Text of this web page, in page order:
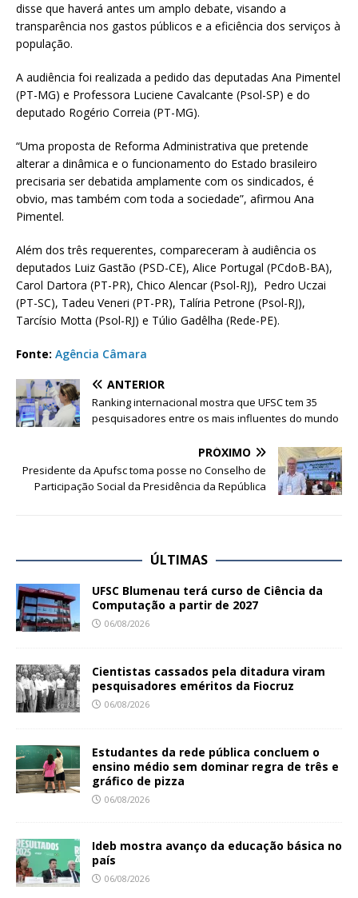
disse que haverá antes um amplo debate, visando a
transparência nos gastos públicos e a eficiência dos serviços à
população.
A audiência foi realizada a pedido das deputadas Ana Pimentel
(PT-MG) e Professora Luciene Cavalcante (Psol-SP) e do
deputado Rogério Correia (PT-MG).
“Uma proposta de Reforma Administrativa que pretende
alterar a dinâmica e o funcionamento do Estado brasileiro
precisaria ser debatida amplamente com os sindicados, é
obvio, mas também com toda a sociedade”, afirmou Ana
Pimentel.
Além dos três requerentes, compareceram à audiência os
deputados Luiz Gastão (PSD-CE), Alice Portugal (PCdoB-BA),
Carol Dartora (PT-PR), Chico Alencar (Psol-RJ), Pedro Uczai
(PT-SC), Tadeu Veneri (PT-PR), Talíria Petrone (Psol-RJ),
Tarcísio Motta (Psol-RJ) e Túlio Gadêlha (Rede-PE).
Fonte: Agência Câmara
ANTERIOR
Ranking internacional mostra que UFSC tem 35
pesquisadores entre os mais influentes do mundo
PRÓXIMO
Presidente da Apufsc toma posse no Conselho de
Participação Social da Presidência da República
ÚLTIMAS
UFSC Blumenau terá curso de Ciência da
Computação a partir de 2027
06/08/2026
Cientistas cassados pela ditadura viram
pesquisadores eméritos da Fiocruz
06/08/2026
Estudantes da rede pública concluem o
ensino médio sem dominar regra de três e
gráfico de pizza
06/08/2026
Ideb mostra avanço da educação básica no
país
06/08/2026